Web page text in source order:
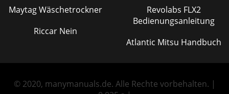
Maytag Wäschetrockner
Riccar Nein
Revolabs FLX2
Bedienungsanleitung
Atlantic Mitsu Handbuch
© 2020, manymanuals.de. Alle Rechte vorbehalten. |